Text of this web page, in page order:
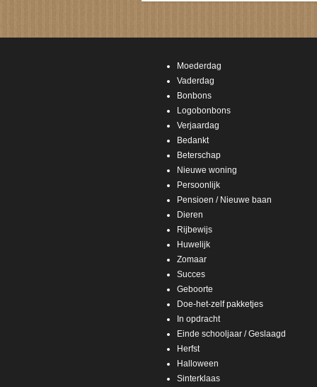
Moederdag
Vaderdag
Bonbons
Logobonbons
Verjaardag
Bedankt
Beterschap
Nieuwe woning
Persoonlijk
Pensioen / Nieuwe baan
Dieren
Rijbewijs
Huwelijk
Zomaar
Succes
Geboorte
Doe-het-zelf pakketjes
In opdracht
Einde schooljaar / Geslaagd
Herfst
Halloween
Sinterklaas